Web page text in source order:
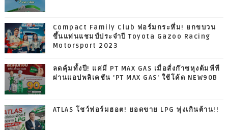
Compact Family Club ฟอร์มกระหึ่ม! ยกขบวน
ขึ้นแท่นแชมป์ประจำปี Toyota Gazoo Racing
Motorsport 2023
ลดคุ้มทั้งปี! แค่มี PT MAX GAS เมื่อสั่งก๊าซหุงต้มพีที
ผ่านแอปพลิเคชัน 'PT MAX GAS' ใช้โค้ด NEW90B
ATLAS โชว์ฟอร์มฮอต! ยอดขาย LPG พุ่งเกินต้าน!!